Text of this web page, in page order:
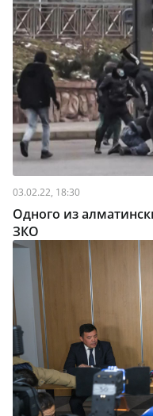
03.02.22, 18:30
Одного из
ЗКО